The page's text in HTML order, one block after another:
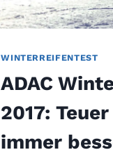
WINTERREIFENTEST
ADAC
2017:
immer